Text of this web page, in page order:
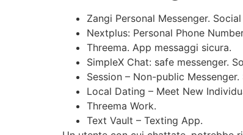
Zangi Personal Messenger.
Nextplus: Personal Phone
Threema. App messaggi sicura.
SimpleX Chat: safe messenger.
Session – Non-public Messenger.
Local Dating – Meet New
Threema Work.
Text Vault – Texting App.